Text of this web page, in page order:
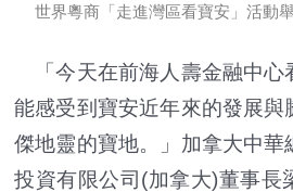
世界粵商「走進灣區看寶安」活動舉
「今天在前海人壽金融中心
能感受到寶安近年來的發展與
傑地靈的寶地。」加拿大中華
投資有限公司(加拿大)董事長